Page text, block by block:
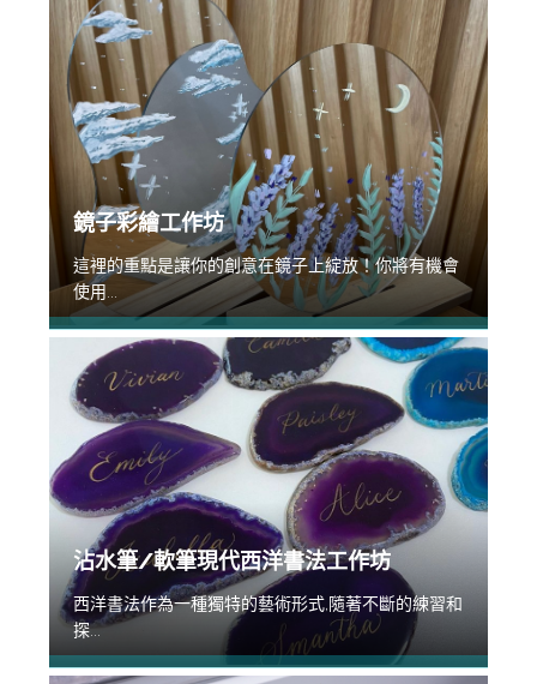
鏡子彩繪工作坊
這裡的重點是讓你的創意在鏡子上綻放！你將有機會
使用...
沾水筆/軟筆現代西洋書法工作坊
西洋書法作為一種獨特的藝術形式,隨著不斷的練習和
探...